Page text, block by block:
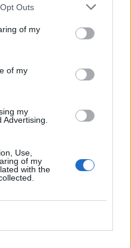
Outs
of my
of my
my
Use,
of my
with the
Sportas
Klaipėdos paplūdimių
gelbėtojai – Lietuvos
iškovojo pirmąją vietą
Sportas
„Neptūnas“ atsisveikino